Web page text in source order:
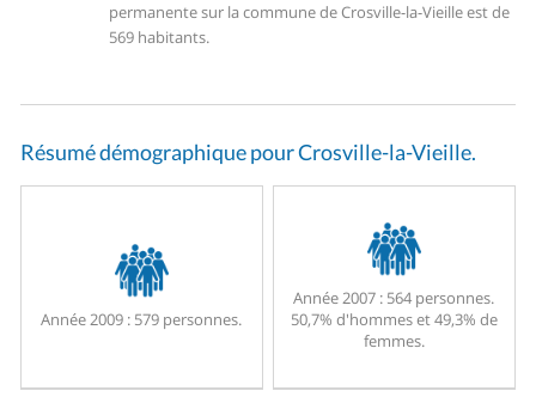
permanente sur la commune de Crosville-la-Vieille est de
569 habitants.
Résumé démographique pour Crosville-la-Vieille.
Année 2009 : 579 personnes.
Année 2007 : 564 personnes.
50,7% d'hommes et 49,3% de
femmes.